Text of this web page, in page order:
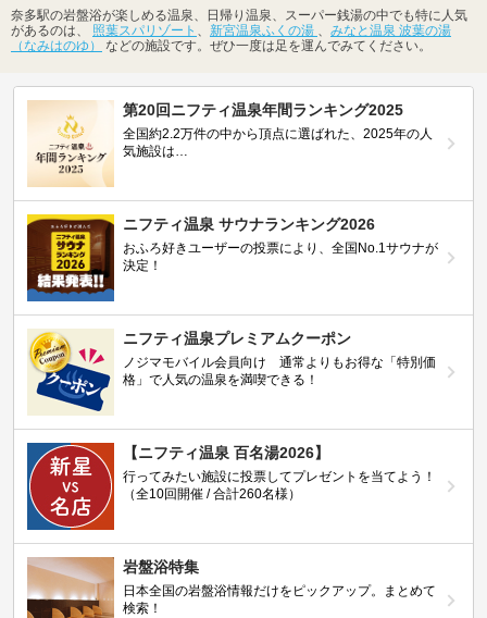
奈多駅の岩盤浴が楽しめる温泉、日帰り温泉、スーパー銭湯の中でも特に人気
があるのは、 照葉スパリゾート 、 新宮温泉ふくの湯 、 みなと温泉 波葉の湯
（なみはのゆ）
などの施設です。ぜひ一度は足を運んでみてください。
第20回ニフティ温泉年間ランキング2025
全国約2.2万件の中から頂点に選ばれた、2025年の人
気施設は…
ニフティ温泉 サウナランキング2026
おふろ好きユーザーの投票により、全国No.1サウナが
決定！
ニフティ温泉プレミアムクーポン
ノジマモバイル会員向け 通常よりもお得な「特別価
格」で人気の温泉を満喫できる！
【ニフティ温泉 百名湯2026】
行ってみたい施設に投票してプレゼントを当てよう！
（全10回開催 / 合計260名様）
岩盤浴特集
日本全国の岩盤浴情報だけをピックアップ。まとめて
検索！